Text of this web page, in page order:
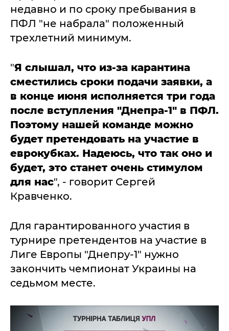
недавно и по сроку пребывания в
ПФЛ "не набрала" положенный
трехлетний минимум.
"Я слышал, что из-за карантина
сместились сроки подачи заявки, а
в конце июня исполняется три года
после вступления "Днепра-1" в ПФЛ.
Поэтому нашей команде можно
будет претендовать на участие в
еврокубках. Надеюсь, что так оно и
будет, это станет очень стимулом
для нас", - говорит Сергей
Кравченко.
Для гарантированного участия в
турнире претендентов на участие в
Лиге Европы "Днепру-1" нужно
закончить чемпионат Украины на
седьмом месте.